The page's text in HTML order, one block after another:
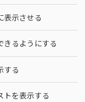
表示させる
きるようにする
する
トを表示する